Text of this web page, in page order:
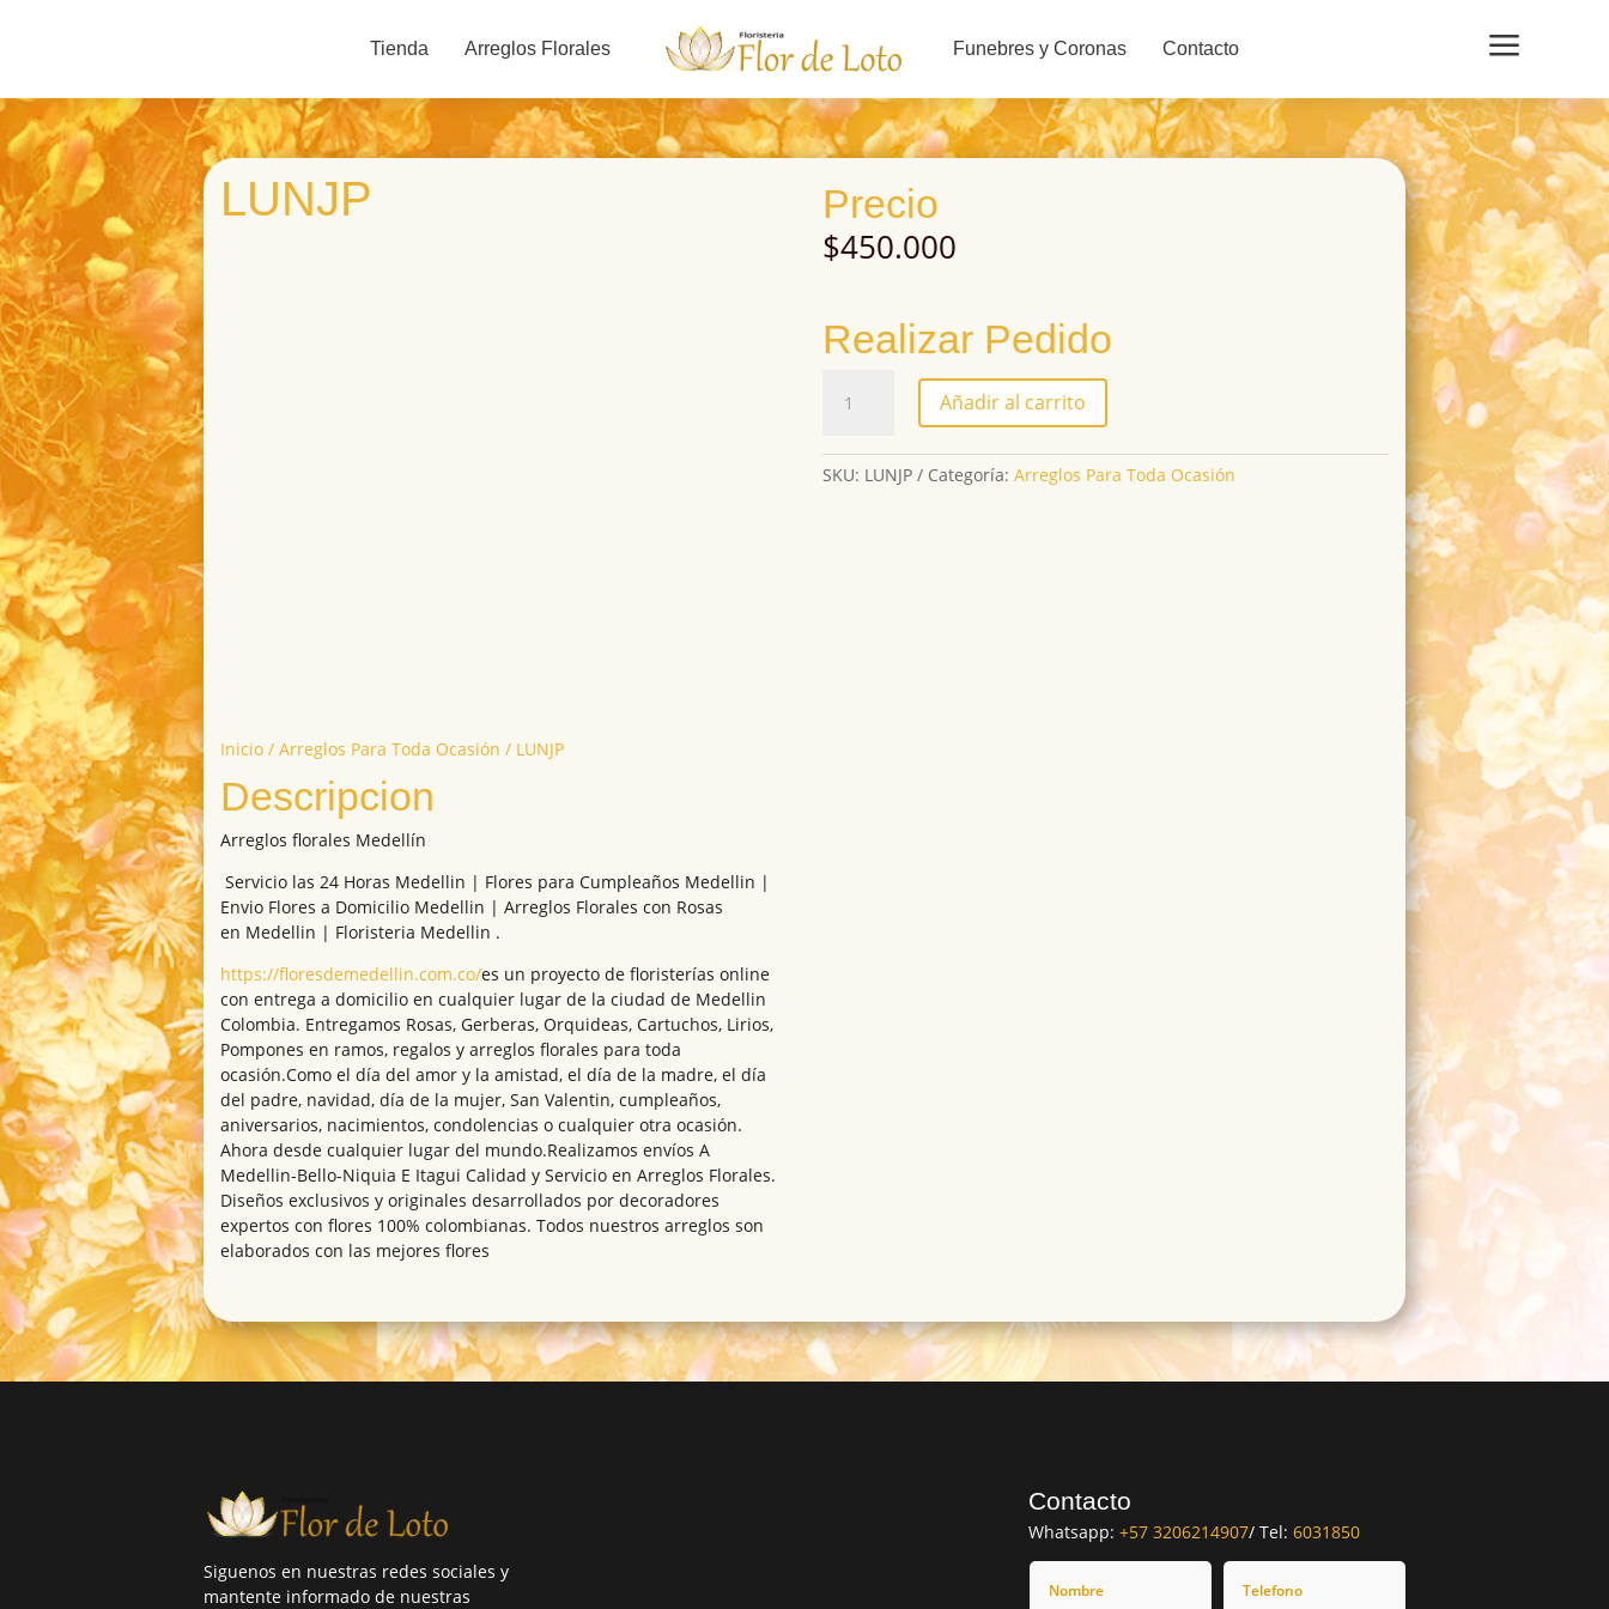
Tienda Arreglos Florales Funebres y Coronas Contacto a
LUNJP
Inicio / Arreglos Para Toda Ocasión / LUNJP
Descripcion
Arreglos florales Medellín
Servicio las 24 Horas Medellin | Flores para Cumpleaños Medellin |
Envio Flores a Domicilio Medellin | Arreglos Florales con Rosas
en Medellin | Floristeria Medellin .
https://floresdemedellin.com.co/es un proyecto de floristerías online
con entrega a domicilio en cualquier lugar de la ciudad de Medellin
Colombia. Entregamos Rosas, Gerberas, Orquideas, Cartuchos, Lirios,
Pompones en ramos, regalos y arreglos florales para toda
ocasión.Como el día del amor y la amistad, el día de la madre, el día
del padre, navidad, día de la mujer, San Valentin, cumpleaños,
aniversarios, nacimientos, condolencias o cualquier otra ocasión.
Ahora desde cualquier lugar del mundo.Realizamos envíos A
Medellin-Bello-Niquia E Itagui Calidad y Servicio en Arreglos Florales.
Diseños exclusivos y originales desarrollados por decoradores
expertos con flores 100% colombianas. Todos nuestros arreglos son
elaborados con las mejores flores
Precio
$450.000
Realizar Pedido
cantidad
Añadir al carrito
SKU: LUNJP Categoría: Arreglos Para Toda Ocasión
Siguenos en nuestras redes sociales y
mantente informado de nuestras
Contacto
Whatsapp:+57 3206214907/ Tel:6031850